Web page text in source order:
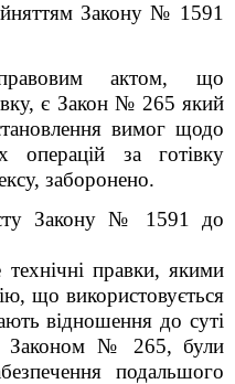
Закону № 1591
правовим актом, що
є Закон № 265 який
вимог щодо
операцій за готівку
заборонено.
Закону № 1591 до
правки, якими
що використовується
відношення до суті
Законом № 265, були
подальшого